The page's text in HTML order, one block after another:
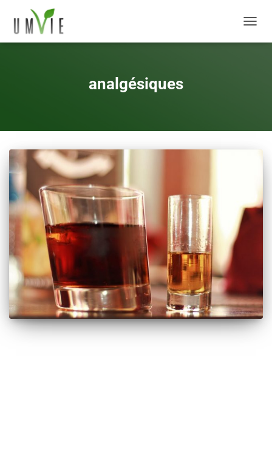
analgésiques